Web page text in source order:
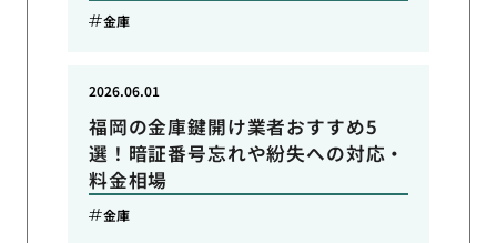
金庫
福岡の金庫鍵開け業者おすすめ5
選！暗証番号忘れや紛失への対応・
料金相場
2026.06.01
金庫